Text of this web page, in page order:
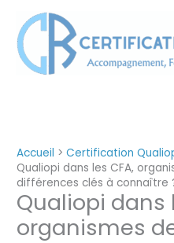
contenu
Accueil
Certification
Qualiopi dans les CFA,
différences clés à connaître
Qualiopi dans
organismes